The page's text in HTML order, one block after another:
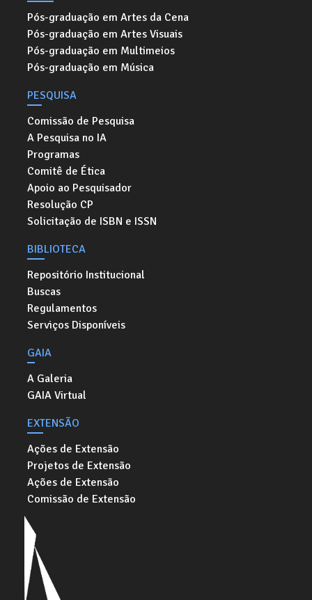
Pós-graduação em Artes da Cena
Pós-graduação em Artes Visuais
Pós-graduação em Multimeios
Pós-graduação em Música
PESQUISA
Comissão de Pesquisa
A Pesquisa no IA
Programas
Comitê de Ética
Apoio ao Pesquisador
Resolução CP
Solicitação de ISBN e ISSN
BIBLIOTECA
Repositório Institucional
Buscas
Regulamentos
Serviços Disponíveis
GAIA
A Galeria
GAIA Virtual
EXTENSÃO
Ações de Extensão
Projetos de Extensão
Ações de Extensão
Comissão de Extensão